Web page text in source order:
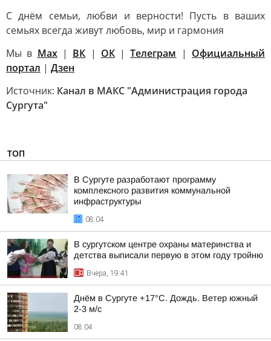
С днём семьи, любви и верности! Пусть в ваших
семьях всегда живут любовь, мир и гармония
Мы в Max| ВК | ОК|Телеграм | Официальный
портал | Дзен
Источник: Канал в МАКС "Администрация города
Сургута"
ТОП
В Сургуте разработают программу
комплексного развития коммунальной
инфраструктуры
08:04
В сургутском центре охраны материнства и
детства выписали первую в этом году тройню
Вчера, 19:41
Днём в Сургуте +17°С. Дождь. Ветер южный
2-3 м/с
08:04